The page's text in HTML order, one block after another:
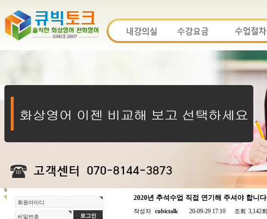
회원아이디
비밀번호
2020년 추석수업 직접 연기해 주셔야 합니다
작성자 cubictalk 20-09-29 17:10 조회 3,142회